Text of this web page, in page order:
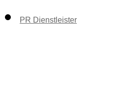
PR Dienstleister